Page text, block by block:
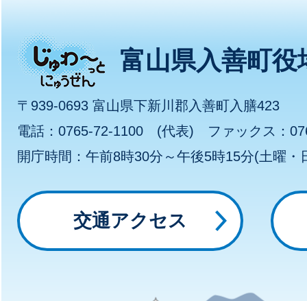
じ
ゅ
わ
～
っ
と
富山県入善町役
〒939-0693 富山県下新川郡入善町入膳423
電話：0765-72-1100 (代表) ファックス：
開庁時間：午前8時30分～午後5時15分(土曜
交通アクセス